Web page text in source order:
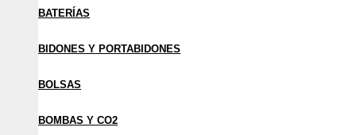
BATERÍAS
BIDONES Y PORTABIDONES
BOLSAS
BOMBAS Y CO2